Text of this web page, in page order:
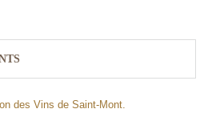
des Vins de Saint-Mont.